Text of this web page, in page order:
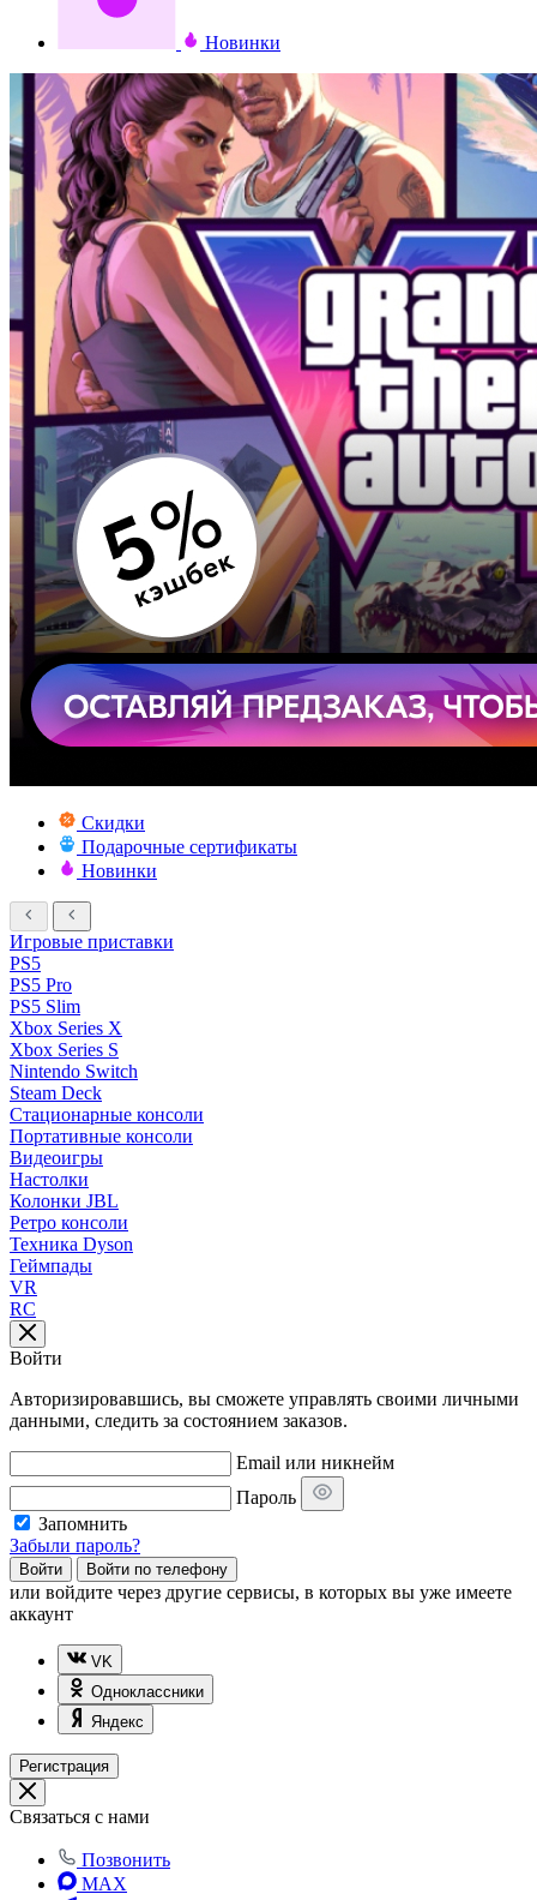
Новинки
Скидки
Подарочные сертификаты
Новинки
Игровые приставки
PS5
PS5 Pro
PS5 Slim
Xbox Series X
Xbox Series S
Nintendo Switch
Steam Deck
Стационарные консоли
Портативные консоли
Видеоигры
Настолки
Колонки JBL
Ретро консоли
Техника Dyson
Геймпады
VR
RC
Войти
Авторизировавшись, вы сможете управлять своими личными
данными, следить за состоянием заказов.
Email или никнейм
Пароль
Запомнить
Забыли пароль?
Войти Войти по телефону
или войдите через другие сервисы, в которых вы уже имеете
аккаунт
VK
Одноклассники
Яндекс
Регистрация
Связаться с нами
Позвонить
MAX